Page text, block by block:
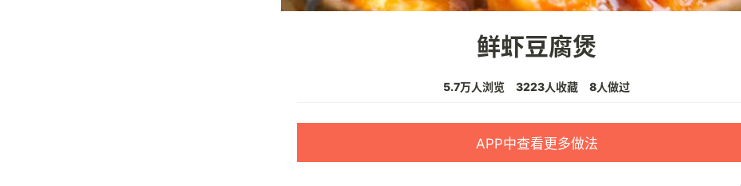
鲜虾豆腐煲
5.7万人浏览 3223人收藏 8人做过
APP中查看更多做法